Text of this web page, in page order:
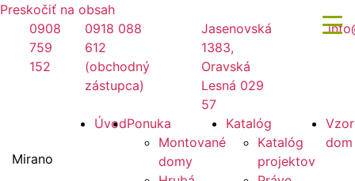
Preskočiť na obsah
0908
759
152
0918 088
612
(obchodný
zástupca)
Jasenovská
1383,
Oravská
Lesná 029
57
Mirano
ÚvodPonuka
Montované
domy
Katalóg
Katalóg
projektov
dom